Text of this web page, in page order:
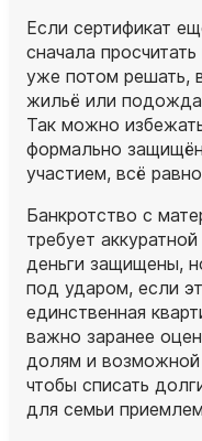
Если сертификат
сначала
уже потом решать,
жильё или
Так можно
формально
участием, всё
Банкротство с
требует
деньги защищены,
под ударом, если
единственная
важно заранее
долям и
чтобы списать
для семьи